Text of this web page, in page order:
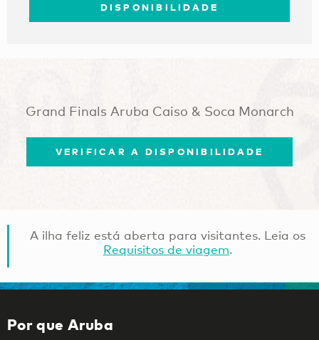
DISPONIBILIDADE
Grand Finals Aruba Caiso & Soca Monarch
VERIFICAR A DISPONIBILIDADE
A ilha feliz está aberta para visitantes. Leia os
Requisitos de viagem.
Por que Aruba